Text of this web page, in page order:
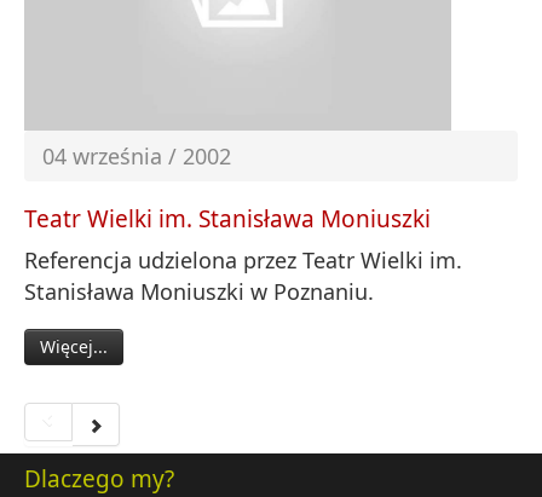
04 września / 2002
Teatr Wielki im. Stanisława Moniuszki
Referencja udzielona przez Teatr Wielki im.
Stanisława Moniuszki w Poznaniu.
Więcej...
Dlaczego my?